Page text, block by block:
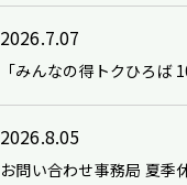
2026.7.07
「みんなの得トクひろば
2026.8.05
お問い合わせ事務局 夏季